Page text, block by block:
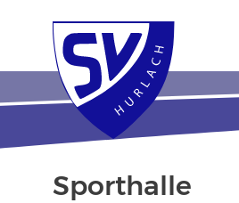
Sporthalle